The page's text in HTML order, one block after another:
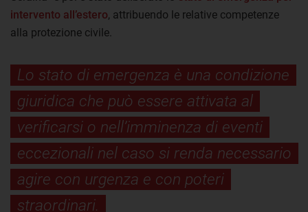
intervento all’estero, attribuendo le relative competenze
alla protezione civile.
Lo stato di emergenza è una condizione
giuridica che può essere attivata al
verificarsi o nell’imminenza di eventi
eccezionali nel caso si renda necessario
agire con urgenza e con poteri
straordinari.